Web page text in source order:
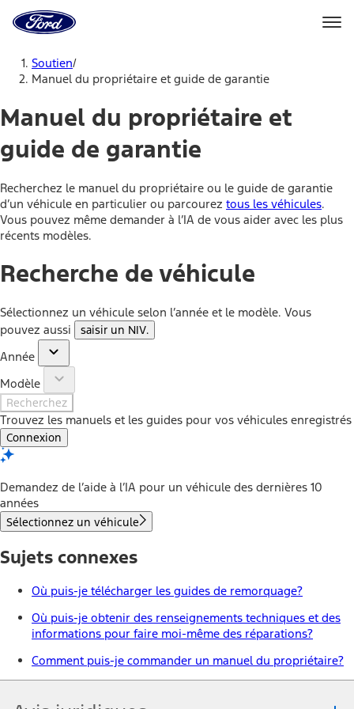
la
page
de
Ford
Soutien/
Manuel du propriétaire et guide de garantie
Manuel du propriétaire et
guide de garantie
Recherchez le manuel du propriétaire ou le guide de garantie
d’un véhicule en particulier ou parcourez tous les véhicules.
Vous pouvez même demander à l’IA de vous aider avec les plus
récents modèles.
Recherche de véhicule
Sélectionnez un véhicule selon l’année et le modèle. Vous
pouvez aussi
saisir un NIV.
Année
Modèle
Recherchez
Trouvez les manuels et les guides pour vos véhicules enregistrés
Connexion
Demandez de l’aide à l’IA pour un véhicule des dernières 10
années
Sélectionnez un véhicule
Sujets connexes
Où puis-je télécharger les guides de remorquage?
Où puis-je obtenir des renseignements techniques et des
informations pour faire moi-même des réparations?
Comment puis-je commander un manuel du propriétaire?